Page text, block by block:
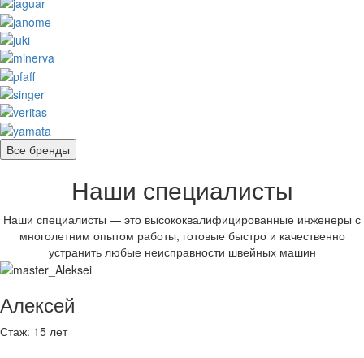
Все бренды
Наши специалисты
Наши специалисты — это высококвалифицированные инженеры с
многолетним опытом работы, готовые быстро и качественно
устранить любые неисправности швейных машин
Алексей
Стаж: 15 лет